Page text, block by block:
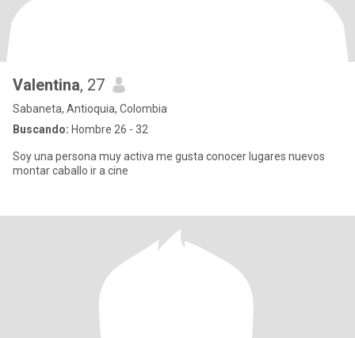
Valentina, 27
Sabaneta, Antioquia, Colombia
Buscando: Hombre 26 - 32
Soy una persona muy activa me gusta conocer lugares nuevos
montar caballo ir a cine